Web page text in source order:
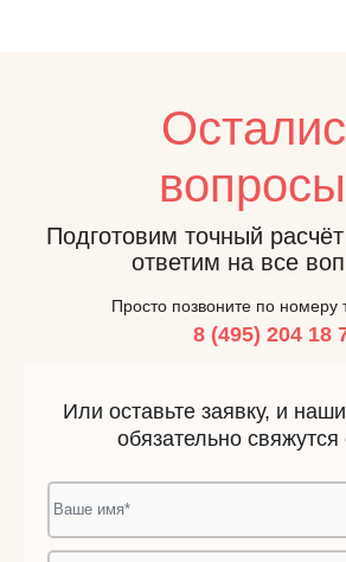
Подготовим точный
ответим на все
Просто позвоните по номеру
8 (495) 204 18
Или оставьте заявку, и
обязательно